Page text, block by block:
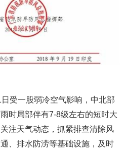
一股弱冷空气影响，中北部
时局部伴有7-8级左右的短时大
注天气动态，抓紧排查清除风
、排水防涝等基础设施，及时